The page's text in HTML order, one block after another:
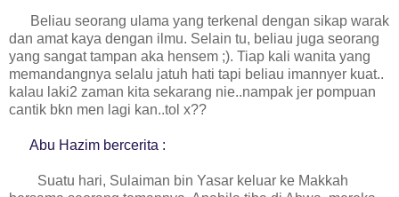
Beliau seorang ulama yang terkenal dengan sikap warak
dan amat kaya dengan ilmu. Selain tu, beliau juga seorang
yang sangat tampan aka hensem ;). Tiap kali wanita yang
memandangnya selalu jatuh hati tapi beliau imannyer kuat..
kalau laki2 zaman kita sekarang nie..nampak jer pompuan
cantik bkn men lagi kan..tol x??
Abu Hazim bercerita :
Suatu hari, Sulaiman bin Yasar keluar ke Makkah